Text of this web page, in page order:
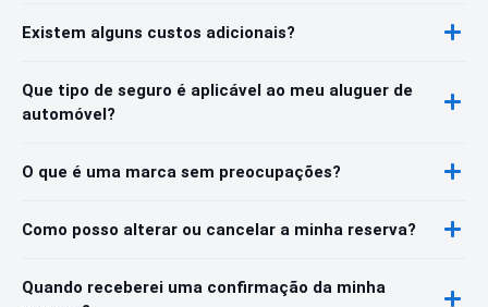
Existem alguns custos adicionais?
Que tipo de seguro é aplicável ao meu aluguer de
automóvel?
O que é uma marca sem preocupações?
Como posso alterar ou cancelar a minha reserva?
Quando receberei uma confirmação da minha